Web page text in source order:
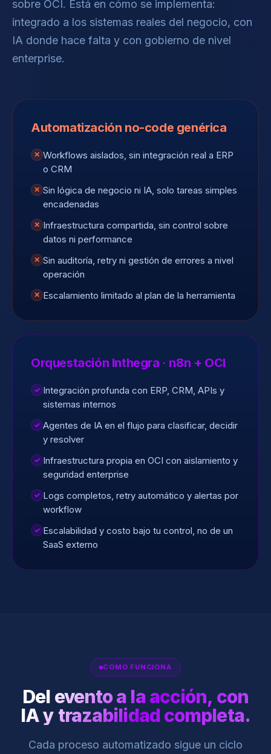
sobre OCI. Está en cómo se implementa:
integrado a los sistemas reales del negocio, con
IA donde hace falta y con gobierno de nivel
enterprise.
Automatización no-code genérica
✕ Workflows aislados, sin integración real a ERP
o CRM
✕ Sin lógica de negocio ni IA, solo tareas simples
encadenadas
✕ Infraestructura compartida, sin control sobre
datos ni performance
✕ Sin auditoría, retry ni gestión de errores a nivel
operación
✕ Escalamiento limitado al plan de la herramienta
Orquestación Inthegra · n8n + OCI
✓ Integración profunda con ERP, CRM, APIs y
sistemas internos
✓ Agentes de IA en el flujo para clasificar, decidir
y resolver
✓ Infraestructura propia en OCI con aislamiento y
seguridad enterprise
✓ Logs completos, retry automático y alertas por
workflow
✓ Escalabilidad y costo bajo tu control, no de un
SaaS externo
CÓMO FUNCIONA
Del evento a la acción, con
IA y trazabilidad completa.
Cada proceso automatizado sigue un ciclo